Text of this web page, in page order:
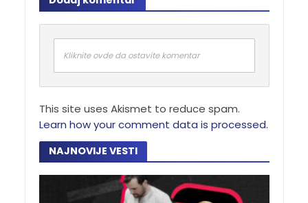
Kliknite ovde da ostavite komentar
This site uses Akismet to reduce spam.
Learn how your comment data is processed.
NAJNOVIJE VESTI